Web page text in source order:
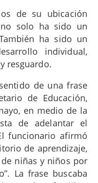
de su ubicación
no solo ha sido un
ha sido un
individual,
resguardo.
de una frase
de Educación,
en medio de la
de adelantar el
funcionario afirmó
de aprendizaje,
niñas y niños por
La frase buscaba